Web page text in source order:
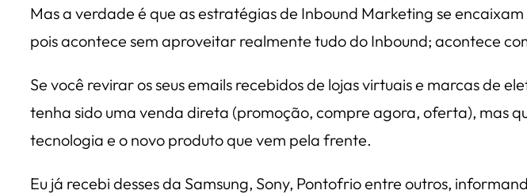
Mas a verdade é que as estratégias de Inbound Marketing se
pois acontece sem aproveitar realmente tudo do Inbound; acontece
Se você revirar os seus emails recebidos de lojas virtuais e marcas de
tenha sido uma venda direta (promoção, compre agora, oferta), mas
tecnologia e o novo produto que vem pela frente.
Eu já recebi desses da Samsung, Sony, Pontofrio entre outros,